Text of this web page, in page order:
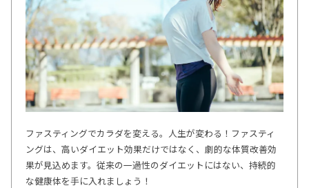
ファスティングでカラダを変える。人生が変わる！ファスティ
ングは、高いダイエット効果だけではなく、劇的な体質改善効
果が見込めます。従来の一過性のダイエットにはない、持続的
な健康体を手に入れましょう！